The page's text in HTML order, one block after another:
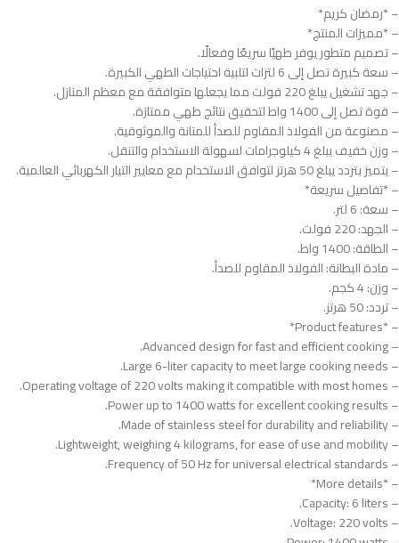
– *رمضان كريم*
– *مميزات المنتج*
– تصميم متطور يوفر طهيًا سريعًا وفعالًا.
– سعة كبيرة تصل إلى 6 لترات لتلبية احتياجات الطهي الكبيرة.
– جهد تشغيل يبلغ 220 فولت مما يجعلها متوافقة مع معظم المنازل.
– قوة تصل إلى 1400 واط لتحقيق نتائج طهي ممتازة.
– مصنوعة من الفولاذ المقاوم للصدأ للمتانة والموثوقية.
– وزن خفيف يبلغ 4 كيلوجرامات لسهولة الاستخدام والتنقل.
– يتميز بتردد يبلغ 50 هرتز لتوافق الاستخدام مع معايير التيار الكهربائي العالمية.
– *تفاصيل سريعة*
– سعة: 6 لتر.
– الجهد: 220 فولت.
– الطاقة: 1400 واط.
– مادة البطانة: الفولاذ المقاوم للصدأ.
– وزن: 4 كجم.
– تردد: 50 هرتز.
– *Product features*
– Advanced design for fast and efficient cooking.
– Large 6-liter capacity to meet large cooking needs.
– Operating voltage of 220 volts making it compatible with most homes.
– Power up to 1400 watts for excellent cooking results.
– Made of stainless steel for durability and reliability.
– Lightweight, weighing 4 kilograms, for ease of use and mobility.
– Frequency of 50 Hz for universal electrical standards.
– *More details*
– Capacity: 6 liters.
– Voltage: 220 volts.